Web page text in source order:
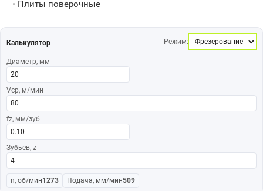
• Плиты поверочные
Калькулятор Режим:
Диаметр, мм
Vср, м/мин
fz, мм/зуб
Зубьев, z
n, об/мин1273 Подача, мм/мин509